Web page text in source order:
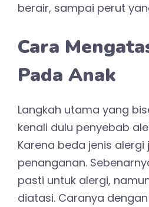
berair, sampai perut
Cara
Pada Anak
Langkah utama yang
kenali dulu penyebab
Karena beda jenis
penanganan.
pasti untuk alergi,
diatasi. Caranya